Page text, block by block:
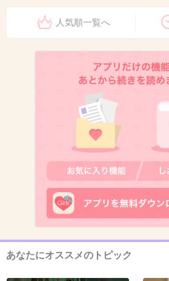
悠長に休んでられんのだわ。
んといかんのだわ。
2019/05/31(金) 08:17:24
死亡率が低いって、何かあっ
いう意識が浸透してるからな
国と比べたらそりゃ割合高
+546
14. 匿名2019/05/31(金) 08:17:31
そりゃこれだけ国による医療
人気順一覧へ
あなたにオススメのトピック